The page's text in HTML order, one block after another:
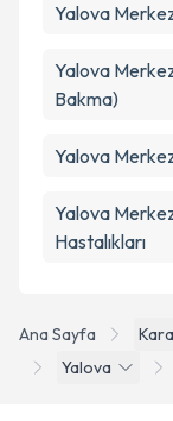
Ana Sayfa
Yalova
Yalova
Yalova
Bakma)
Yalova
Yalova
Hastalıkları